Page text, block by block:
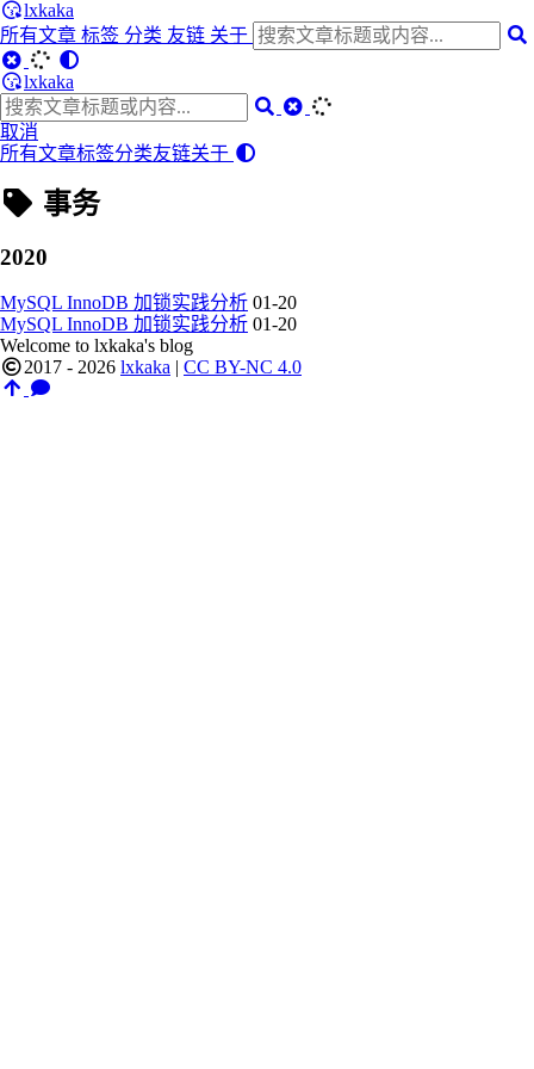
lxkaka
所有文章 标签 分类 友链 关于
lxkaka
取消
所有文章标签分类友链关于
事务
2020
MySQL InnoDB 加锁实践分析 01-20
MySQL InnoDB 加锁实践分析 01-20
Welcome to lxkaka's blog
2017 - 2026 lxkaka | CC BY-NC 4.0